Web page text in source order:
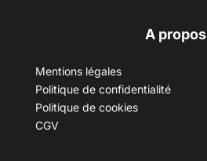
A propos
Mentions légales
Politique de confidentialité
Politique de cookies
CGV